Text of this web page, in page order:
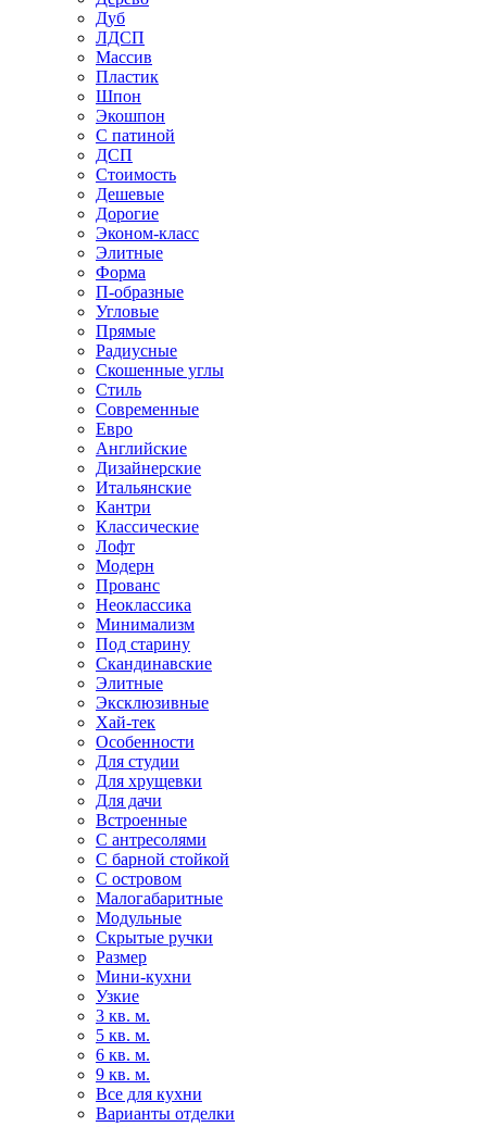
Дуб
ЛДСП
Массив
Пластик
Шпон
Экошпон
С патиной
ДСП
Стоимость
Дешевые
Дорогие
Эконом-класс
Элитные
Форма
П-образные
Угловые
Прямые
Радиусные
Скошенные углы
Стиль
Современные
Евро
Английские
Дизайнерские
Итальянские
Кантри
Классические
Лофт
Модерн
Прованс
Неоклассика
Минимализм
Под старину
Скандинавские
Элитные
Эксклюзивные
Хай-тек
Особенности
Для студии
Для хрущевки
Для дачи
Встроенные
С антресолями
С барной стойкой
С островом
Малогабаритные
Модульные
Скрытые ручки
Размер
Мини-кухни
Узкие
3 кв. м.
5 кв. м.
6 кв. м.
9 кв. м.
Все для кухни
Варианты отделки